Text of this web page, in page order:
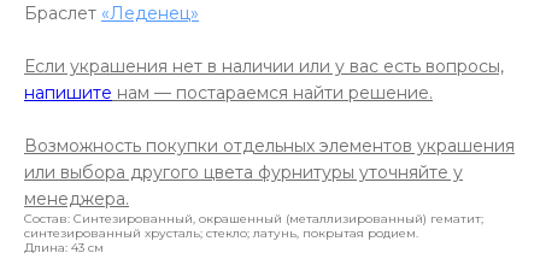
Браслет «Леденец»
Если украшения нет в наличии или у вас есть вопросы,
напишите нам — постараемся найти решение.
Возможность покупки отдельных элементов украшения
или выбора другого цвета фурнитуры уточняйте у
менеджера.
Состав: Синтезированный, окрашенный (металлизированный) гематит;
синтезированный хрусталь; стекло; латунь, покрытая родием.
Длина: 43 см